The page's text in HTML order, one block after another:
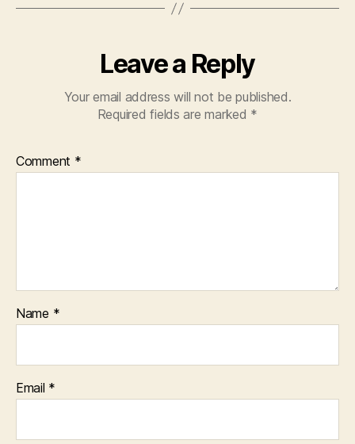
Leave a Reply
Your email address will not be published.
Required fields are marked *
Comment *
Name *
Email *